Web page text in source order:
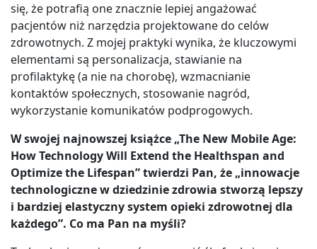
się, że potrafią one znacznie lepiej angażować
pacjentów niż narzędzia projektowane do celów
zdrowotnych. Z mojej praktyki wynika, że kluczowymi
elementami są personalizacja, stawianie na
profilaktykę (a nie na chorobę), wzmacnianie
kontaktów społecznych, stosowanie nagród,
wykorzystanie komunikatów podprogowych.
W swojej najnowszej książce „The New Mobile Age:
How Technology Will Extend the Healthspan and
Optimize the Lifespan” twierdzi Pan, że „innowacje
technologiczne w dziedzinie zdrowia stworzą lepszy
i bardziej elastyczny system opieki zdrowotnej dla
każdego”. Co ma Pan na myśli?